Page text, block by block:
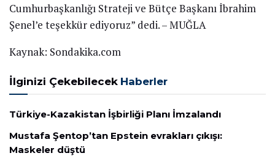
Cumhurbaşkanlığı Strateji ve Bütçe Başkanı İbrahim
Şenel’e teşekkür ediyoruz” dedi. – MUĞLA
Kaynak: Sondakika.com
İlginizi Çekebilecek Haberler
Türkiye-Kazakistan İşbirliği Planı İmzalandı
Mustafa Şentop’tan Epstein evrakları çıkışı:
Maskeler düştü